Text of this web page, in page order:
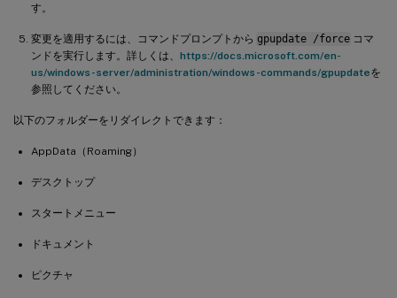
す。
変更を適用するには、コマンドプロンプトから gpupdate /force コマ
ンドを実行します。詳しくは、 https://docs.microsoft.com/en-
us/windows-server/administration/windows-commands/gpupdateを
参照してください。
以下のフォルダーをリダイレクトできます：
AppData（Roaming）
デスクトップ
スタートメニュー
ドキュメント
ピクチャ